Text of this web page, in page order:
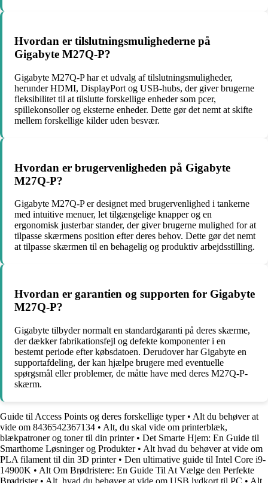
Hvordan er tilslutningsmulighederne på
Gigabyte M27Q-P?
Gigabyte M27Q-P har et udvalg af tilslutningsmuligheder,
herunder HDMI, DisplayPort og USB-hubs, der giver brugerne
fleksibilitet til at tilslutte forskellige enheder som pcer,
spillekonsoller og eksterne enheder. Dette gør det nemt at skifte
mellem forskellige kilder uden besvær.
Hvordan er brugervenligheden på Gigabyte
M27Q-P?
Gigabyte M27Q-P er designet med brugervenlighed i tankerne
med intuitive menuer, let tilgængelige knapper og en
ergonomisk justerbar stander, der giver brugerne mulighed for at
tilpasse skærmens position efter deres behov. Dette gør det nemt
at tilpasse skærmen til en behagelig og produktiv arbejdsstilling.
Hvordan er garantien og supporten for Gigabyte
M27Q-P?
Gigabyte tilbyder normalt en standardgaranti på deres skærme,
der dækker fabrikationsfejl og defekte komponenter i en
bestemt periode efter købsdatoen. Derudover har Gigabyte en
supportafdeling, der kan hjælpe brugere med eventuelle
spørgsmål eller problemer, de måtte have med deres M27Q-P-
skærm.
Guide til Access Points og deres forskellige typer• Alt du behøver at
vide om 8436542367134 • Alt, du skal vide om printerblæk,
blækpatroner og toner til din printer• Det Smarte Hjem: En Guide til
Smarthome Løsninger og Produkter• Alt hvad du behøver at vide om
PLA filament til din 3D printer• Den ultimative guide til Intel Core i9-
14900K • Alt Om Brødristere: En Guide Til At Vælge den Perfekte
Brødrister• Alt, hvad du behøver at vide om USB lydkort til PC • Alt